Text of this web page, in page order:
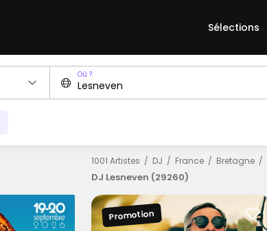
Sélections
Où ?
1001 Artistes DJ France Bretagne
DJ Lesneven (29260)
Promotion